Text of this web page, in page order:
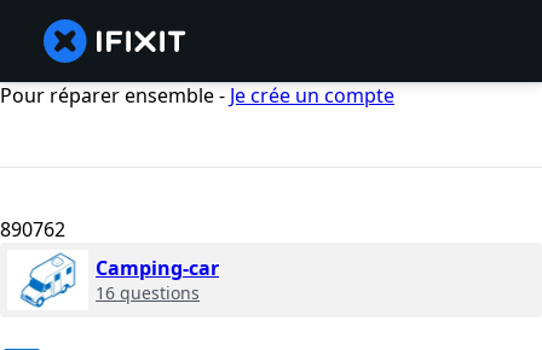
Pour réparer ensemble - Je crée un compte
890762
Camping-car
16 questions